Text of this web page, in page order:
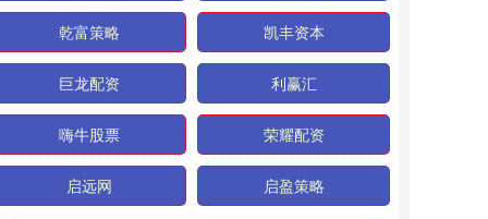
乾富策略 凯丰资本
巨龙配资 利赢汇
嗨牛股票 荣耀配资
启远网 启盈策略